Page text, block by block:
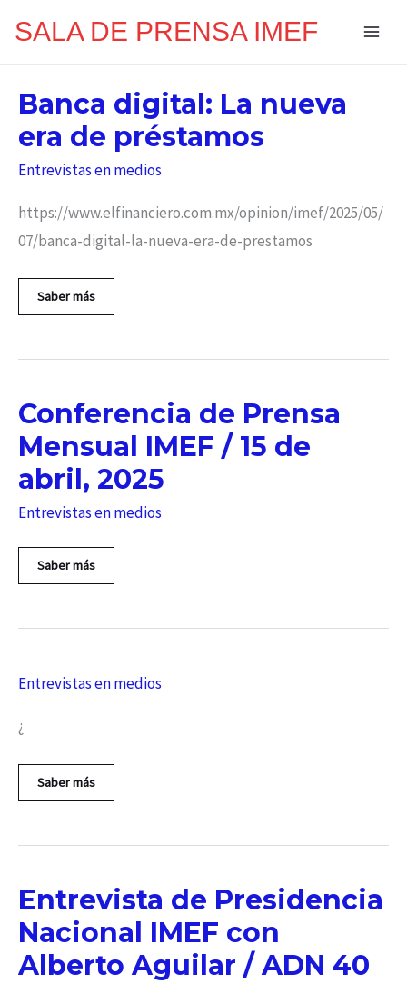
SALA DE PRENSA IMEF
Banca digital: La nueva
era de préstamos
Entrevistas en medios
https://www.elfinanciero.com.mx/opinion/imef/2025/05/
07/banca-digital-la-nueva-era-de-prestamos
Banca
digital:
era
préstamos
Saber más
Conferencia de Prensa
Mensual IMEF / 15 de
abril, 2025
Entrevistas en medios
Conferencia
de
IMEF
de
Saber más
Entrevistas en medios
¿
Saber más
Entrevista de Presidencia
Nacional IMEF con
Alberto Aguilar / ADN 40